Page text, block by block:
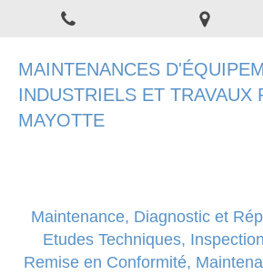
MAINTENANCES
INDUSTRIELS ET TRAVAUX
MAYOTTE
Maintenance, Diagnostic et
Etudes Techniques,
Remise en Conformité,